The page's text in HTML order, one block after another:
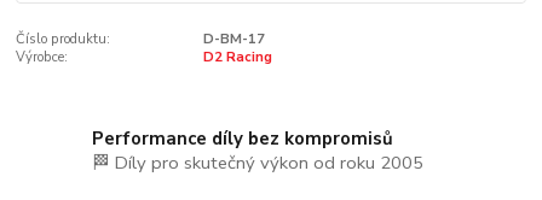
Číslo produktu:
D-BM-17
Výrobce:
D2 Racing
Performance díly bez kompromisů
🏁 Díly pro skutečný výkon od roku 2005